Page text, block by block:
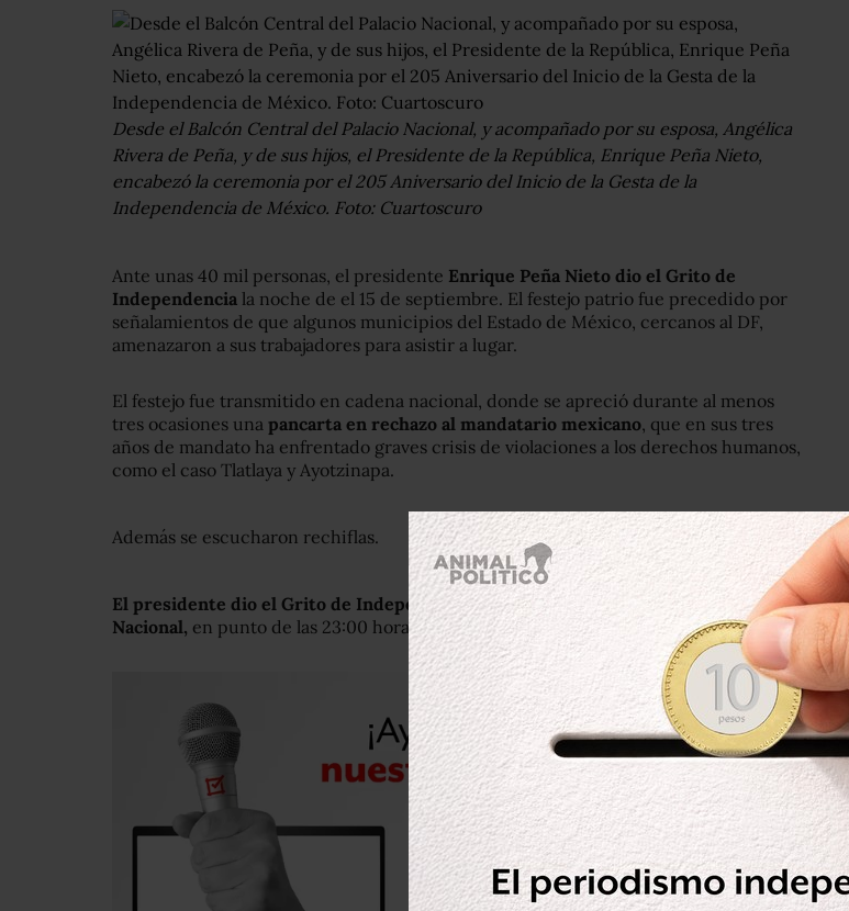
Desde el Balcón Central del Palacio Nacional, y acompañado por su esposa, Angélica
Rivera de Peña, y de sus hijos, el Presidente de la República, Enrique Peña Nieto,
encabezó la ceremonia por el 205 Aniversario del Inicio de la Gesta de la
Independencia de México. Foto: Cuartoscuro
Ante unas 40 mil personas, el presidente Enrique Peña Nieto dio el Grito de
Independencia la noche de el 15 de septiembre. El festejo patrio fue precedido por
señalamientos de que algunos municipios del Estado de México, cercanos al DF,
amenazaron a sus trabajadores para asistir a lugar.
El festejo fue transmitido en cadena nacional, donde se apreció durante al menos
tres ocasiones una pancarta en rechazo al mandatario mexicano, que en sus tres
años de mandato ha enfrentado graves crisis de violaciones a los derechos humanos,
como el caso Tlatlaya y Ayotzinapa.
Además se escucharon rechiflas.
El presidente dio el Grito de Independencia desde el balcón central de Palacio
Nacional, en punto de las 23:00 horas de este martes.